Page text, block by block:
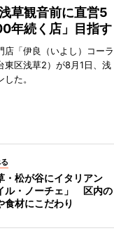
草観音前に直営5
続く店」目指す
店「伊良（いよし）コーラ
東区浅草2）が8月1日、浅
た。
・松が谷にイタリアン
ル・ノーチェ」 区内の
食材にこだわり